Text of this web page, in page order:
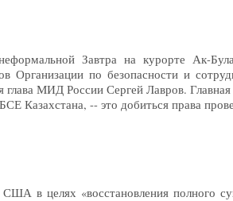
Завтра на курорте Ак-
Организации по безопасности и
МИД России Сергей Лавров.
Казахстана, -- это добиться права
в целях «восстановления полного